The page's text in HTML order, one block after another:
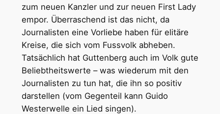
zum neuen Kanzler und zur neuen First Lady
empor. Überraschend ist das nicht, da
Journalisten eine Vorliebe haben für elitäre
Kreise, die sich vom Fussvolk abheben.
Tatsächlich hat Guttenberg auch im Volk gute
Beliebtheitswerte – was wiederum mit den
Journalisten zu tun hat, die ihn so positiv
darstellen (vom Gegenteil kann Guido
Westerwelle ein Lied singen).